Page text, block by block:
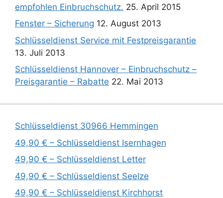
empfohlen Einbruchschutz. 25. April 2015
Fenster – Sicherung 12. August 2013
Schlüsseldienst Service mit Festpreisgarantie
13. Juli 2013
Schlüsseldienst Hannover – Einbruchschutz –
Preisgarantie – Rabatte 22. Mai 2013
Schlüsseldienst 30966 Hemmingen
49,90 € – Schlüsseldienst Isernhagen
49,90 € – Schlüsseldienst Letter
49,90 € – Schlüsseldienst Seelze
49,90 € – Schlüsseldienst Kirchhorst